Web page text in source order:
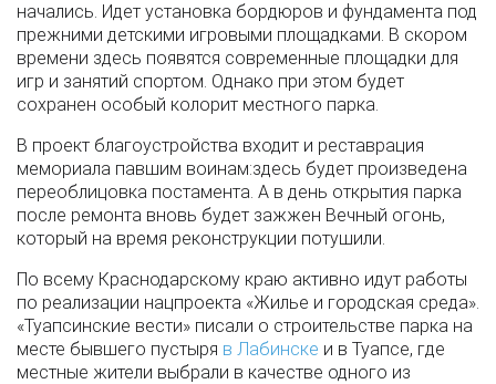
начались. Идет установка бордюров и фундамента под
прежними детскими игровыми площадками. В скором
времени здесь появятся современные площадки для
игр и занятий спортом. Однако при этом будет
сохранен особый колорит местного парка.
В проект благоустройства входит и реставрация
мемориала павшим воинам:здесь будет произведена
переоблицовка постамента. А в день открытия парка
после ремонта вновь будет зажжен Вечный огонь,
который на время реконструкции потушили.
По всему Краснодарскому краю активно идут работы
по реализации нацпроекта «Жилье и городская среда».
«Туапсинские вести» писали о строительстве парка на
месте бывшего пустыря в Лабинске и в Туапсе, где
местные жители выбрали в качестве одного из